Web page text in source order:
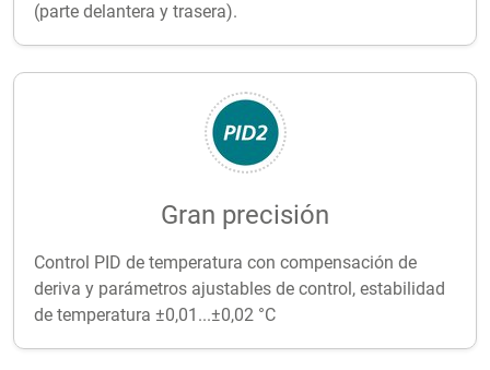
(parte delantera y trasera).
Gran precisión
Control PID de temperatura con compensación de
deriva y parámetros ajustables de control, estabilidad
de temperatura ±0,01...±0,02 °C